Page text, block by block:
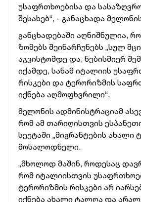
უსაფრთხოებისა და
შესახებ“, - განაცხადა
განცხადებაში აღნიშნულია,
ზომებს შეინარჩუნებს „სულ
აგვისტომდე და, ნებისმიერ
იქამდე, სანამ იტალიის
რისკები და ტერორიზმის
იქნება აღმოფხვრილი“.
მელონის ადმინისტრაციამ
რომ ამ თარიღისთვის
სეუტაში „მიგრანტების ახალი
მოსალოდნელი.
„მხოლოდ მაშინ, როდესაც
რომ იტალიისთვის
ტერორიზმის რისკები არ
იქნება ახალი ტალღა და